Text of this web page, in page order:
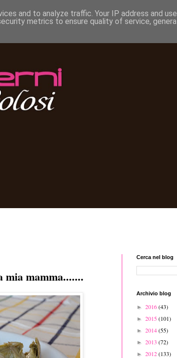
mia mamma.......
Cerca nel blog
Archivio blog
► 2016(43)
► 2015(101)
► 2014(55)
► 2013 (72)
► 2012(133)
and to analyze traffic. Your IP address and
metrics to ensure quality of service,